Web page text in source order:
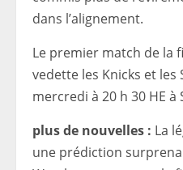
dans l’alignement.
Le premier match de la
vedette les Knicks et les
mercredi à 20 h 30 HE à
plus de nouvelles : La
une prédiction